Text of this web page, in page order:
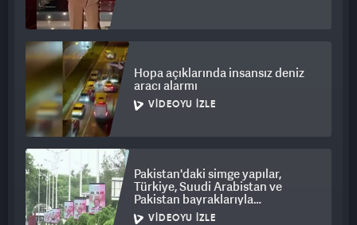
Hopa açıklarında insansız deniz
aracı alarmı
VIDEOYU İZLE
Pakistan'daki simge yapılar,
Türkiye, Suudi Arabistan ve
Pakistan bayraklarıyla
ışıklandırıldı
VIDEOYU İZLE